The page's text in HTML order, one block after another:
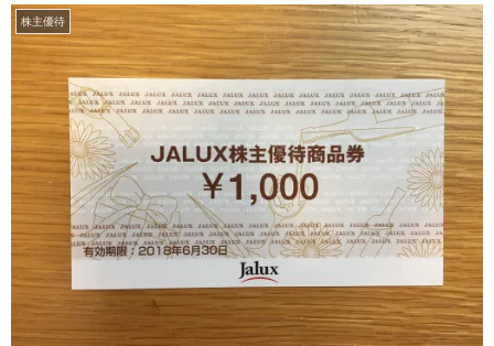
株主優待